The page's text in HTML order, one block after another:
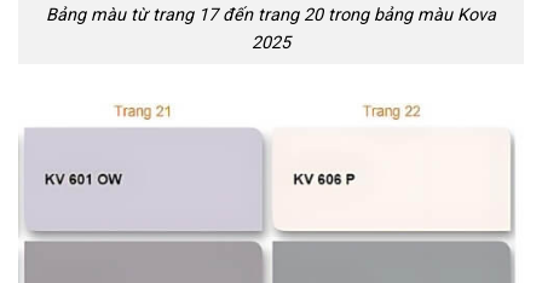
Bảng màu từ trang 17 đến trang 20 trong bảng màu Kova
2025